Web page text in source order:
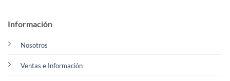
Información
Nosotros
Ventas e Información